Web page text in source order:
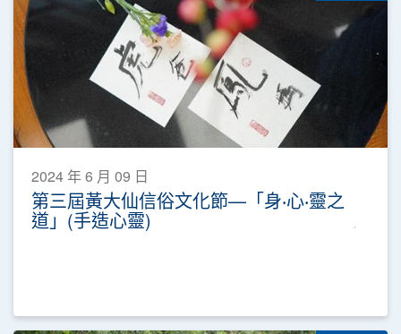
2024 年 6 月 09 日
第三屆黃大仙信俗文化節—「身‧心‧靈之
道」(手造心靈)